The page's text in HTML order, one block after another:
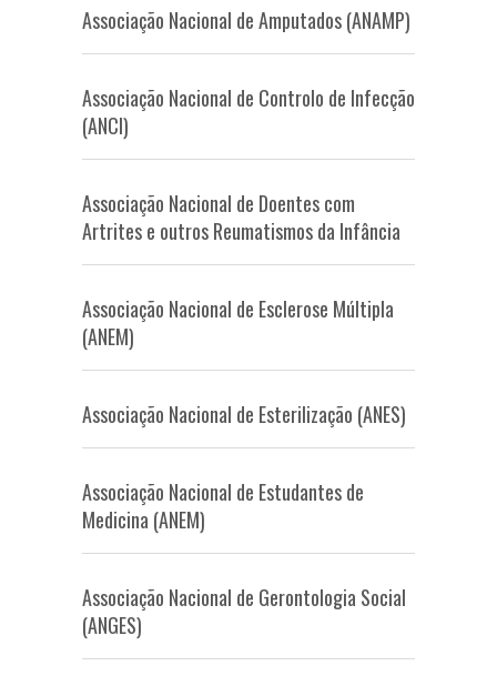
Associação Nacional de Amputados (ANAMP)
Associação Nacional de Controlo de Infecção
(ANCI)
Associação Nacional de Doentes com
Artrites e outros Reumatismos da Infância
Associação Nacional de Esclerose Múltipla
(ANEM)
Associação Nacional de Esterilização (ANES)
Associação Nacional de Estudantes de
Medicina (ANEM)
Associação Nacional de Gerontologia Social
(ANGES)